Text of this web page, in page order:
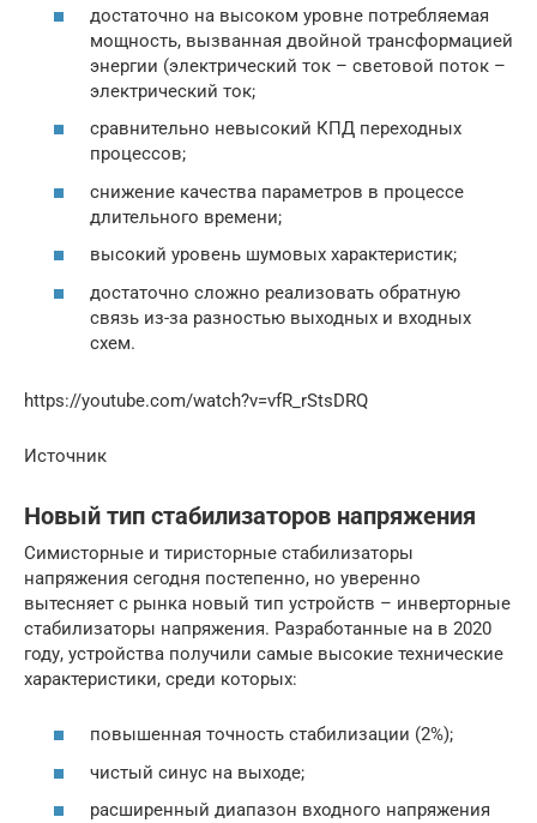
достаточно на высоком уровне потребляемая
мощность, вызванная двойной трансформацией
энергии (электрический ток – световой поток –
электрический ток;
сравнительно невысокий КПД переходных
процессов;
снижение качества параметров в процессе
длительного времени;
высокий уровень шумовых характеристик;
достаточно сложно реализовать обратную
связь из-за разностью выходных и входных
схем.
https://youtube.com/watch?v=vfR_rStsDRQ
Источник
Новый тип стабилизаторов напряжения
Симисторные и тиристорные стабилизаторы
напряжения сегодня постепенно, но уверенно
вытесняет с рынка новый тип устройств – инверторные
стабилизаторы напряжения. Разработанные на в 2020
году, устройства получили самые высокие технические
характеристики, среди которых:
повышенная точность стабилизации (2%);
чистый синус на выходе;
расширенный диапазон входного напряжения